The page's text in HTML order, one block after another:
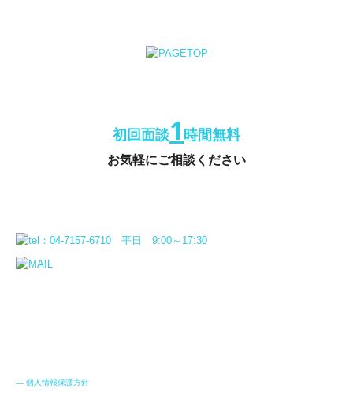
初回面談1 時間無料
お気軽にご相談ください
― 個人情報保護方針